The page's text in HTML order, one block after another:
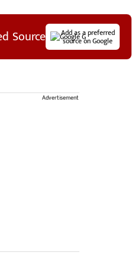
Source Add as a preferred
source on Google
Advertisement